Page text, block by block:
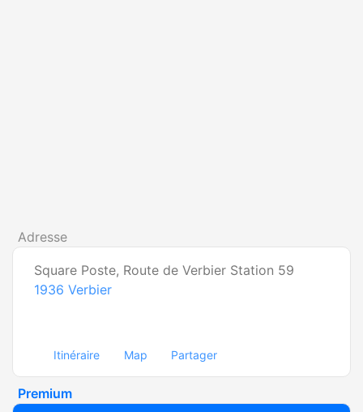
Adresse
Square Poste, Route de Verbier Station 59
1936 Verbier
Itinéraire Map Partager
Premium